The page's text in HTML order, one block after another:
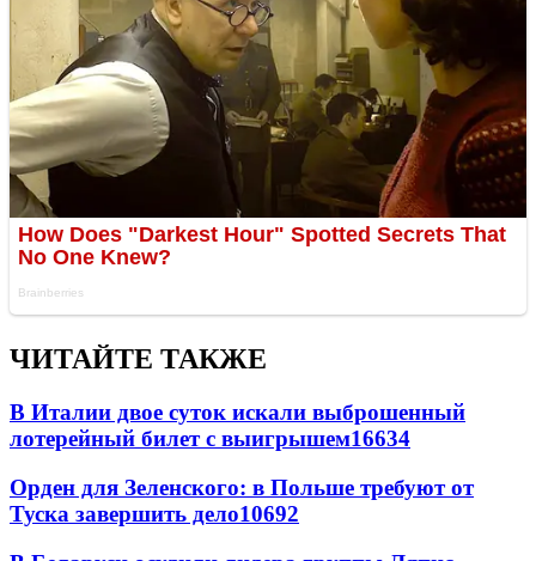
ЧИТАЙТЕ ТАКЖЕ
В Италии двое суток искали выброшенный
лотерейный билет с выигрышем16634
Орден для Зеленского: в Польше требуют от
Туска завершить дело10692